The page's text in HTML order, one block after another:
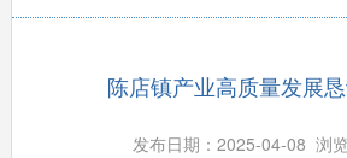
陈店镇产业高质量发展
发布日期：2025-04-08 浏